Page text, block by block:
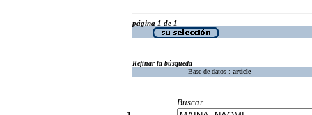
página 1 de 1
Refinar la búsqueda
Base de datos : article
Buscar